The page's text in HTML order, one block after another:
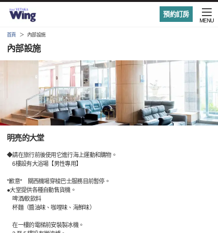
預約訂房
MENU
首頁 內部設施
內部設施
明亮的大堂
◆請在旅行前後使用它進行海上運動和購物。
6樓設有大浴場【男性專用】
*歉意* 關西機場穿梭巴士服務目前暫停。
●大堂提供各種自動售貨機。
啤酒/軟飲料
杯麵（醬油味、咖哩味、海鮮味）
在一樓的電梯前安裝製冰機。